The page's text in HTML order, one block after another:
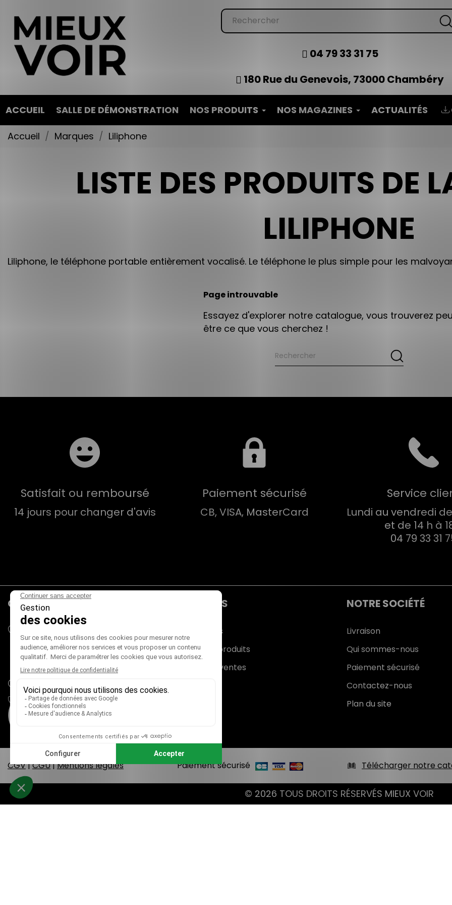
04 79 33 31 75
180 Rue du Genevois, 73000 Chambéry
ACCUEIL SALLE DE DÉMONSTRATION NOS PRODUITS NOS MAGAZINES ACTUALITÉS
Accueil Marques Liliphone
LISTE DES PRODUITS DE
LILIPHONE
Liliphone, le téléphone portable entièrement vocalisé. Le téléphone le plus simple pour les
Page introuvable
Essayez d'explorer notre catalogue, vous trouverez
être ce que vous cherchez !
Satisfait ou remboursé
14 jours pour changer d'avis
Paiement sécurisé
CB, VISA, MasterCard
Service
Lundi au vendredi
et de 14 h à
04 79 33 31
CONTACTS
180 rue du Genevois
73000 CHAMBÉRY
France métropolitaine (+ Corse)
04 79 33 31 75
PRODUITS
Promotions
Nouveaux produits
Meilleures ventes
NOTRE SOCIÉTÉ
Livraison
Qui sommes-nous
Paiement sécurisé
Contactez-nous
Plan du site
CGV|CGU|Mentions légales Paiement sécurisé Télécharger notre
© 2026 TOUS DROITS RÉSERVÉS MIEUX VOIR